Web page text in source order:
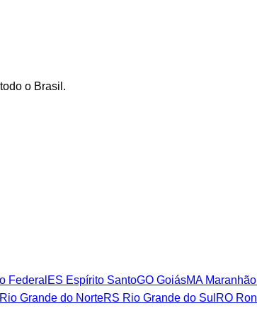
o Brasil.
Federal ES Espírito SantoGO GoiásMAMaranhão
Rio Grande do NorteRS Rio Grande do Sul RO